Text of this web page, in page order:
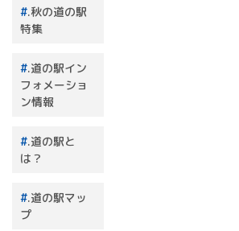
.秋の道の駅
特集
.道の駅イン
フォメーショ
ン情報
.道の駅と
は？
.道の駅マッ
プ